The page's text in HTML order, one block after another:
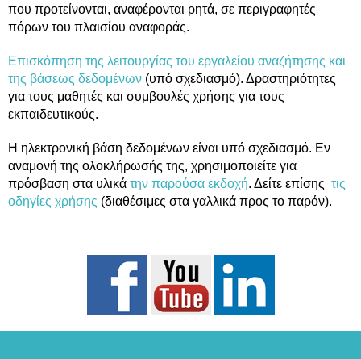
που προτείνονται, αναφέρονται ρητά, σε περιγραφητές
πόρων του πλαισίου αναφοράς.
Επισκόπηση της λειτουργίας του εργαλείου αναζήτησης και
της βάσεως δεδομένων (υπό σχεδιασμό). Δραστηριότητες
για τους μαθητές και συμβουλές χρήσης για τους
εκπαιδευτικούς.
Η ηλεκτρονική βάση δεδομένων είναι υπό σχεδιασμό. Εν
αναμονή της ολοκλήρωσής της, χρησιμοποιείτε για
πρόσβαση στα υλικά την παρούσα εκδοχή. Δείτε επίσης τις
οδηγίες χρήσης (διαθέσιμες στα γαλλικά προς το παρόν).